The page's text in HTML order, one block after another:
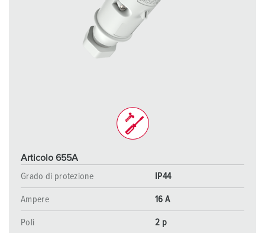
Articolo 655A
Grado di protezione
IP44
Ampere 16 A
Poli 2 p